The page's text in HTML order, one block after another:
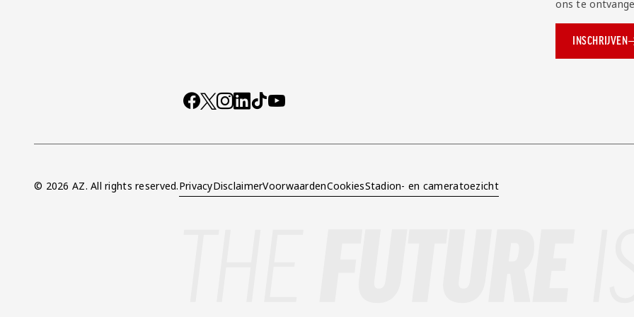
Socials
https://www.facebook.com/AZAlkmaar
X Instagram
LinkedIn
TikTokYouTube
ons te
INSCHRIJVEN
Overig
© 2026 AZ. All rights reserved.PrivacyDisclaimerVoorwaardenCookiesStadion- en cameratoezicht